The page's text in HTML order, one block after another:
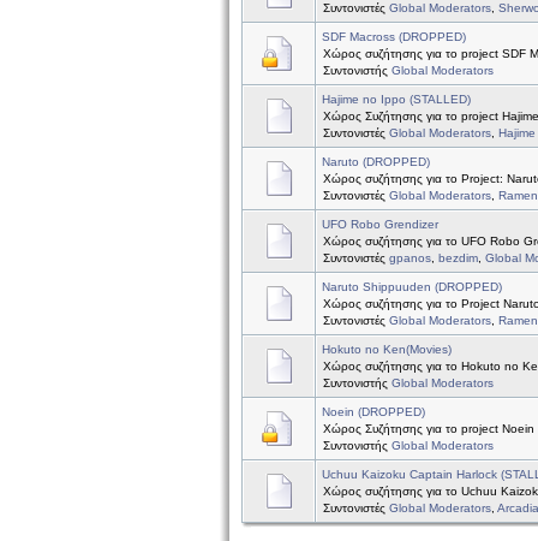
Συντονιστές Global Moderators
SDF Macross (DROPPED)
Χώρος συζήτησης για το project SDF
Συντονιστής Global Moderators
Hajime no Ippo (STALLED)
Χώρος Συζήτησης για το project
Συντονιστές Global Moderators
Naruto (DROPPED)
Χώρος συζήτησης για το Project:
Συντονιστές Global Moderators
UFO Robo Grendizer
Χώρος συζήτησης για το UFO Robo
Συντονιστές gpanos bezdim Global
Naruto Shippuuden (DROPPED)
Χώρος συζήτησης για το Project
Συντονιστές Global Moderators
Hokuto no Ken(Movies)
Χώρος συζήτησης για το Hokuto no
Συντονιστής Global Moderators
Noein (DROPPED)
Χώρος Συζήτησης για το project Noein
Συντονιστής Global Moderators
Uchuu Kaizoku Captain Harlock
Χώρος συζήτησης για το Uchuu
Συντονιστές Global Moderators